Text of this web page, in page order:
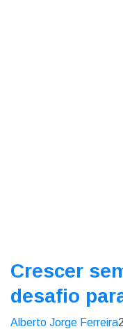
Crescer
desafio
Alberto Jorge Ferreira